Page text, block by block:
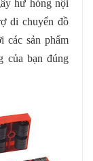
hư hỏng nội
di chuyển đồ
các sản phẩm
của bạn đúng